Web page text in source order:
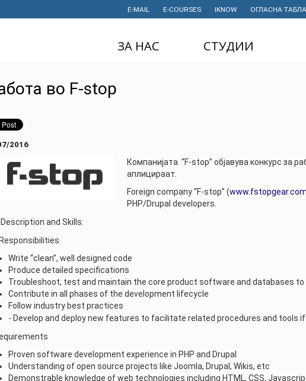
E-MAIL E-COURSES IKNOW ОГЛАСНА ТАБЛА
ЗА НАС
ИНСТИТУТИ
НАУЧНА
ДЕЈНОСТ
ФИНАНСИИ
ФИНКИ Е МОЈ
ИЗБОР
ЛАБОРАТОРИИ
ИЗВЕШТАИ ЗА
ФАКУЛТЕТОТ
ФИНКИ LIVE
СТУДИИ
И СТРУЧНИ ОБУКИ
СТУДЕНТСКА
ЧАСОВИ
КАЛЕНДАР
РЕШЕНИЈА
во F-stop
2016
Компанијата “F-stop” објавува конкурс за
аплицираат.
Foreign company “F-stop” (www.fstopgear.com
PHP/Drupal developers.
and Skills:
Write “clean”, well designed code
Produce detailed specifications
Troubleshoot, test and maintain the core product software and databases
Contribute in all phases of the development lifecycle
Follow industry best practices
- Develop and deploy new features to facilitate related procedures and tools
Proven software development experience in PHP and Drupal
Understanding of open source projects like Joomla, Drupal, Wikis, etc
Demonstrable knowledge of web technologies including HTML, CSS,